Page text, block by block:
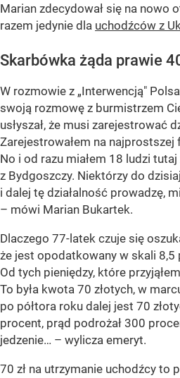
Marian zdecydował się na nowo
razem jedynie dla uchodźców z
Skarbówka żąda prawie
W rozmowie z „Interwencją"
swoją rozmowę z burmistrzem
usłyszał, że musi zarejestrować
Zarejestrowałem na
No i od razu miałem 18 ludzi
z Bydgoszczy. Niektórzy do
i dalej tę działalność prowadzę,
– mówi Marian Bukartek.
Dlaczego 77-latek czuje się
że jest opodatkowany w skali 8,5
Od tych pieniędzy, które
To była kwota 70 złotych, w
po półtora roku dalej jest 70
procent, prąd podrożał 300
jedzenie… – wylicza emeryt.
70 zł na utrzymanie uchodźcy to